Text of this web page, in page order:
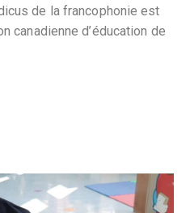
de la francophonie est
canadienne d’éducation de